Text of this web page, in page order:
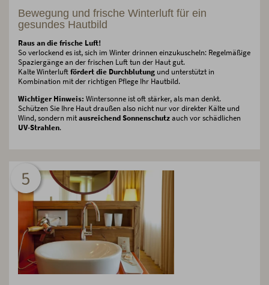
Bewegung und frische Winterluft für ein
gesundes Hautbild
Raus an die frische Luft!
So verlockend es ist, sich im Winter drinnen einzukuscheln: Regelmäßige
Spaziergänge an der frischen Luft tun der Haut gut.
Kalte Winterluftfördert die Durchblutung und unterstützt in
Kombination mit der richtigen Pflege Ihr Hautbild.
Wichtiger Hinweis: Wintersonne ist oft stärker, als man denkt.
Schützen Sie Ihre Haut draußen also nicht nur vor direkter Kälte und
Wind, sondern mitausreichend Sonnenschutzauch vor schädlichen
UV-Strahlen.
5